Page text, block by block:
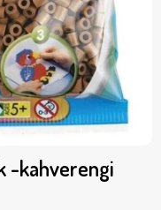
-kahverengi